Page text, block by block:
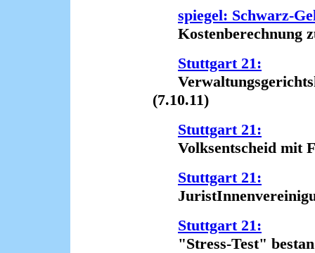
spiegel: Schwarz-
Kostenberechnung
Stuttgart 21:
(7.10.11)
Stuttgart 21:
Volksentscheid mit
Stuttgart 21:
Stuttgart 21:
"Stress-Test"